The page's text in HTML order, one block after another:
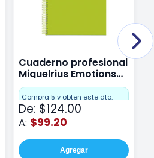
Cuaderno profesional
Miquelrius Emotions
Dots 80 hojas Lima
Compra 5 y obten este dto.
De: $124.00
A: $99.20
Agregar